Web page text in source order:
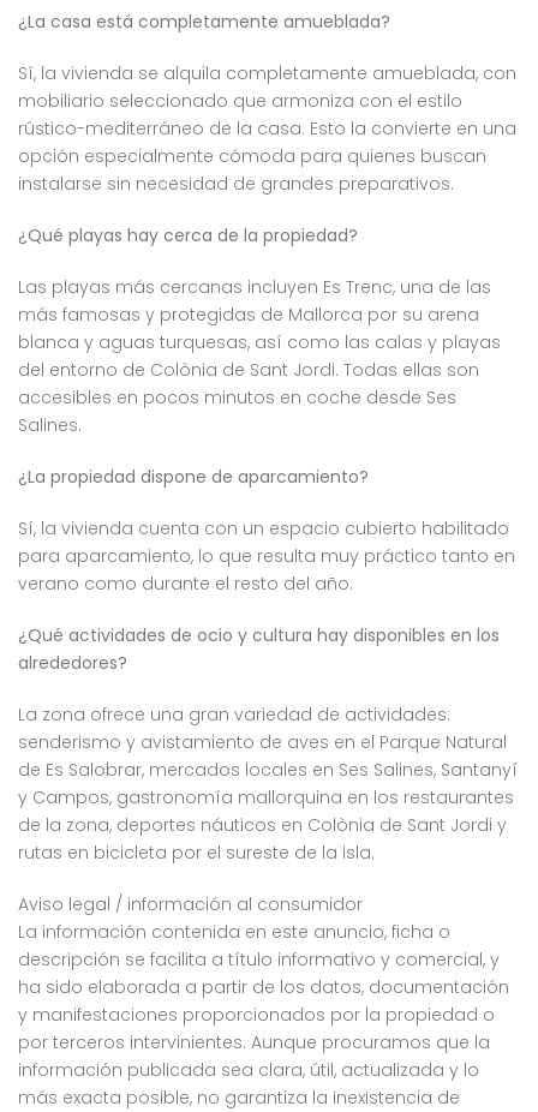
¿La casa está completamente amueblada?
Sí, la vivienda se alquila completamente amueblada, con
mobiliario seleccionado que armoniza con el estilo
rústico-mediterráneo de la casa. Esto la convierte en una
opción especialmente cómoda para quienes buscan
instalarse sin necesidad de grandes preparativos.
¿Qué playas hay cerca de la propiedad?
Las playas más cercanas incluyen Es Trenc, una de las
más famosas y protegidas de Mallorca por su arena
blanca y aguas turquesas, así como las calas y playas
del entorno de Colònia de Sant Jordi. Todas ellas son
accesibles en pocos minutos en coche desde Ses
Salines.
¿La propiedad dispone de aparcamiento?
Sí, la vivienda cuenta con un espacio cubierto habilitado
para aparcamiento, lo que resulta muy práctico tanto en
verano como durante el resto del año.
¿Qué actividades de ocio y cultura hay disponibles en los
alrededores?
La zona ofrece una gran variedad de actividades:
senderismo y avistamiento de aves en el Parque Natural
de Es Salobrar, mercados locales en Ses Salines, Santanyí
y Campos, gastronomía mallorquina en los restaurantes
de la zona, deportes náuticos en Colònia de Sant Jordi y
rutas en bicicleta por el sureste de la isla.
Aviso legal / información al consumidor
La información contenida en este anuncio, ficha o
descripción se facilita a título informativo y comercial, y
ha sido elaborada a partir de los datos, documentación
y manifestaciones proporcionados por la propiedad o
por terceros intervinientes. Aunque procuramos que la
información publicada sea clara, útil, actualizada y lo
más exacta posible, no garantiza la inexistencia de